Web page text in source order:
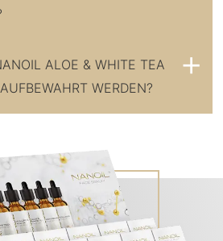
ALOE & WHITE TEA
WERDEN?